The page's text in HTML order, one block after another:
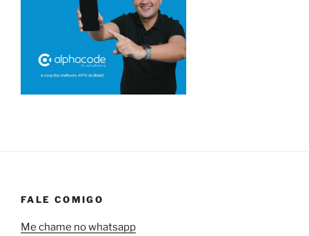
FALE COMIGO
Me chame no whatsapp